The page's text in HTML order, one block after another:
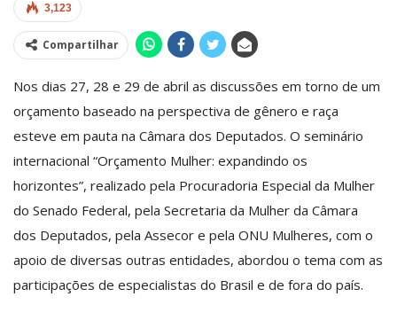
3,123
Compartilhar
Nos dias 27, 28 e 29 de abril as discussões em torno de um
orçamento baseado na perspectiva de gênero e raça
esteve em pauta na Câmara dos Deputados. O seminário
internacional “Orçamento Mulher: expandindo os
horizontes”, realizado pela Procuradoria Especial da Mulher
do Senado Federal, pela Secretaria da Mulher da Câmara
dos Deputados, pela Assecor e pela ONU Mulheres, com o
apoio de diversas outras entidades, abordou o tema com as
participações de especialistas do Brasil e de fora do país.